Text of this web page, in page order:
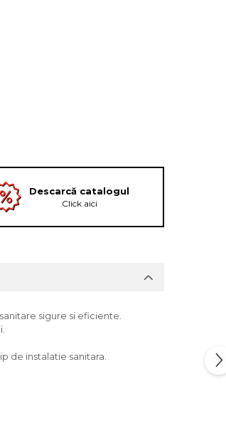
Descarcă catalogul
Click aici
sigure si eficiente.
de instalatie sanitara.